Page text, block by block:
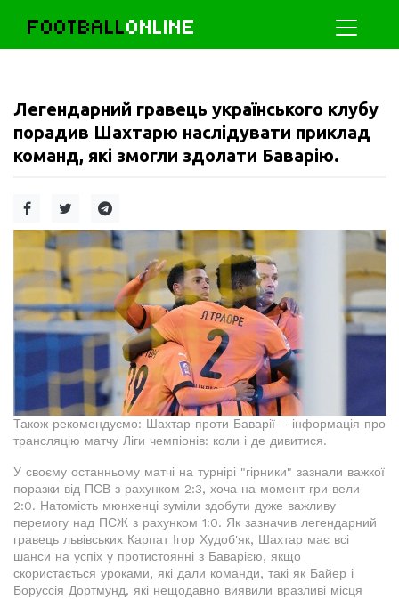
FOOTBALLONLINE
Легендарний гравець українського клубу
порадив Шахтарю наслідувати приклад
команд, які змогли здолати Баварію.
Також рекомендуємо: Шахтар проти Баварії – інформація про
трансляцію матчу Ліги чемпіонів: коли і де дивитися.
У своєму останньому матчі на турнірі "гірники" зазнали важкої
поразки від ПСВ з рахунком 2:3, хоча на момент гри вели
2:0. Натомість мюнхенці зуміли здобути дуже важливу
перемогу над ПСЖ з рахунком 1:0. Як зазначив легендарний
гравець львівських Карпат Ігор Худоб'як, Шахтар має всі
шанси на успіх у протистоянні з Баварією, якщо
скористається уроками, які дали команди, такі як Байер і
Боруссія Дортмунд, які нещодавно виявили вразливі місця